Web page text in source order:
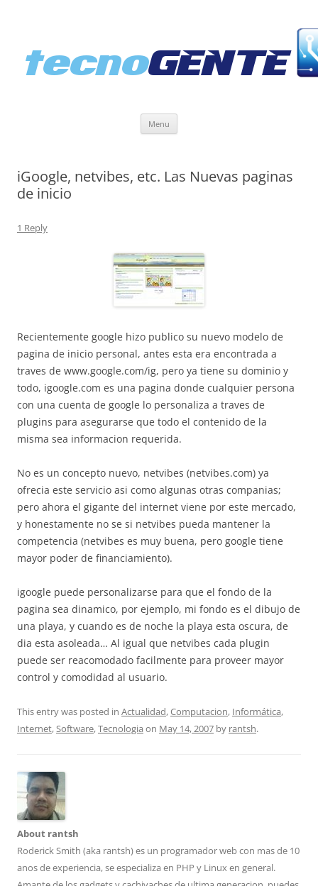
Menu
iGoogle, netvibes, etc. Las Nuevas paginas
de inicio
1 Reply
Recientemente google hizo publico su nuevo modelo de
pagina de inicio personal, antes esta era encontrada a
traves de www.google.com/ig, pero ya tiene su dominio y
todo, igoogle.com es una pagina donde cualquier persona
con una cuenta de google lo personaliza a traves de
plugins para asegurarse que todo el contenido de la
misma sea informacion requerida.
No es un concepto nuevo, netvibes (netvibes.com) ya
ofrecia este servicio asi como algunas otras companias;
pero ahora el gigante del internet viene por este mercado,
y honestamente no se si netvibes pueda mantener la
competencia (netvibes es muy buena, pero google tiene
mayor poder de financiamiento).
igoogle puede personalizarse para que el fondo de la
pagina sea dinamico, por ejemplo, mi fondo es el dibujo de
una playa, y cuando es de noche la playa esta oscura, de
dia esta asoleada… Al igual que netvibes cada plugin
puede ser reacomodado facilmente para proveer mayor
control y comodidad al usuario.
This entry was posted in Actualidad,Computacion, Informática,
Internet,Software,Tecnologia on May 14, 2007 by rantsh.
About rantsh
Roderick Smith (aka rantsh) es un programador web con mas de 10
anos de experiencia, se especializa en PHP y Linux en general.